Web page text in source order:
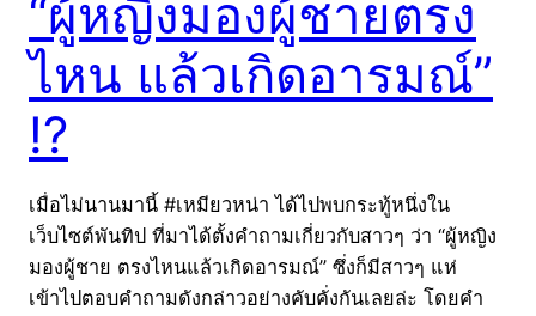
“ผู้หญิงมองผู้ชายตรง
ไหน แล้วเกิดอารมณ์”
!?
เมื่อไม่นานมานี้ #เหมียวหน่า ได้ไปพบกระทู้หนึ่งใน
เว็บไซต์พันทิป ที่มาได้ตั้งคำถามเกี่ยวกับสาวๆ ว่า “ผู้หญิง
มองผู้ชาย ตรงไหนแล้วเกิดอารมณ์” ซึ่งก็มีสาวๆ แห่
เข้าไปตอบคำถามดังกล่าวอย่างคับคั่งกันเลยล่ะ โดยคำ